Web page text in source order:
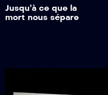
Jusqu’à ce que la
mort nous sépare